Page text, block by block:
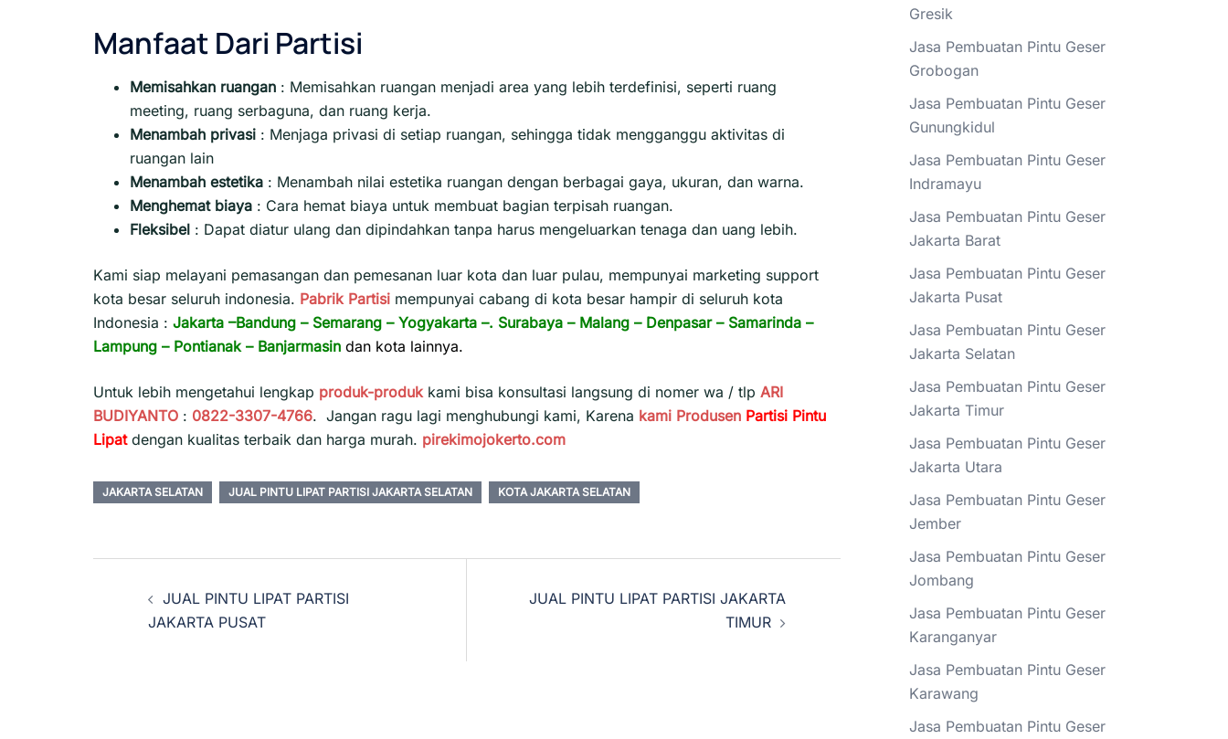
Manfaat Dari Partisi
Memisahkan ruangan : Memisahkan ruangan menjadi area yang lebih terdefinisi, seperti ruang
meeting, ruang serbaguna, dan ruang kerja.
Menambah privasi : Menjaga privasi di setiap ruangan, sehingga tidak mengganggu aktivitas di
ruangan lain
Menambah estetika : Menambah nilai estetika ruangan dengan berbagai gaya, ukuran, dan warna.
Menghemat biaya : Cara hemat biaya untuk membuat bagian terpisah ruangan.
Fleksibel : Dapat diatur ulang dan dipindahkan tanpa harus mengeluarkan tenaga dan uang lebih.
Kami siap melayani pemasangan dan pemesanan luar kota dan luar pulau, mempunyai marketing support
kota besar seluruh indonesia. Pabrik Partisi mempunyai cabang di kota besar hampir di seluruh kota
Indonesia : Jakarta –Bandung – Semarang – Yogyakarta –. Surabaya – Malang – Denpasar– Samarinda –
Lampung – Pontianak – Banjarmasin dan kota lainnya.
Untuk lebih mengetahui lengkap produk-produk kami bisa konsultasi langsung di nomer wa / tlp ARI
BUDIYANTO : 0822-3307-4766. Jangan ragu lagi menghubungi kami, Karena kami Produsen Partisi Pintu
Lipat dengan kualitas terbaik dan harga murah. pirekimojokerto.com
JAKARTA SELATAN JUAL PINTU LIPAT PARTISI JAKARTA SELATAN KOTA JAKARTA SELATAN
Navigasi
Tulisan
JUAL PINTU LIPAT PARTISI
JAKARTA PUSAT
JUAL PINTU LIPAT PARTISI JAKARTA
TIMUR
Gresik
Jasa Pembuatan Pintu Geser
Grobogan
Jasa Pembuatan Pintu Geser
Gunungkidul
Jasa Pembuatan Pintu Geser
Indramayu
Jasa Pembuatan Pintu Geser
Jakarta Barat
Jasa Pembuatan Pintu Geser
Jakarta Pusat
Jasa Pembuatan Pintu Geser
Jakarta Selatan
Jasa Pembuatan Pintu Geser
Jakarta Timur
Jasa Pembuatan Pintu Geser
Jakarta Utara
Jasa Pembuatan Pintu Geser
Jember
Jasa Pembuatan Pintu Geser
Jombang
Jasa Pembuatan Pintu Geser
Karanganyar
Jasa Pembuatan Pintu Geser
Karawang
Jasa Pembuatan Pintu Geser